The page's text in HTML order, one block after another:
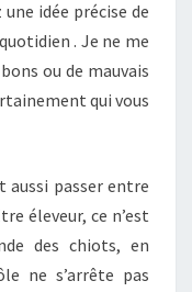
idée précise de
. Je ne me
ou de mauvais
qui vous
aussi passer entre
éleveur, ce n’est
des chiots, en
ne s’arrête pas